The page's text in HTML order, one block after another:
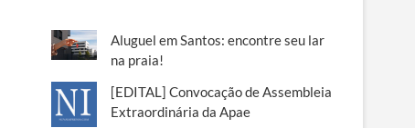
Aluguel em Santos: encontre seu lar
na praia!
[EDITAL] Convocação de Assembleia
Extraordinária da Apae